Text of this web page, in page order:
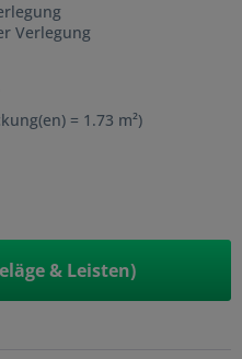
Verlegung
= 1.73 m²)
& Leisten)